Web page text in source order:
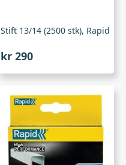
Stift 13/14 (2500 stk), Rapid
kr 290